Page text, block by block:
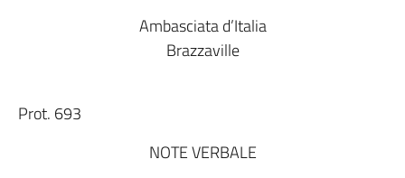
Ambasciata d’Italia
Brazzaville
Prot. 693
NOTE VERBALE